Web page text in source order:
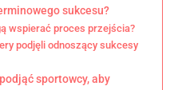
sukcesu?
wspierać proces przejścia?
podjęli odnoszący sukcesy
sportowcy, aby